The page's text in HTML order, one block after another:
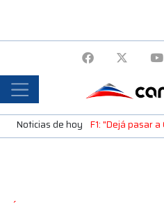
Noticias de hoy F1: "Dejá pasar